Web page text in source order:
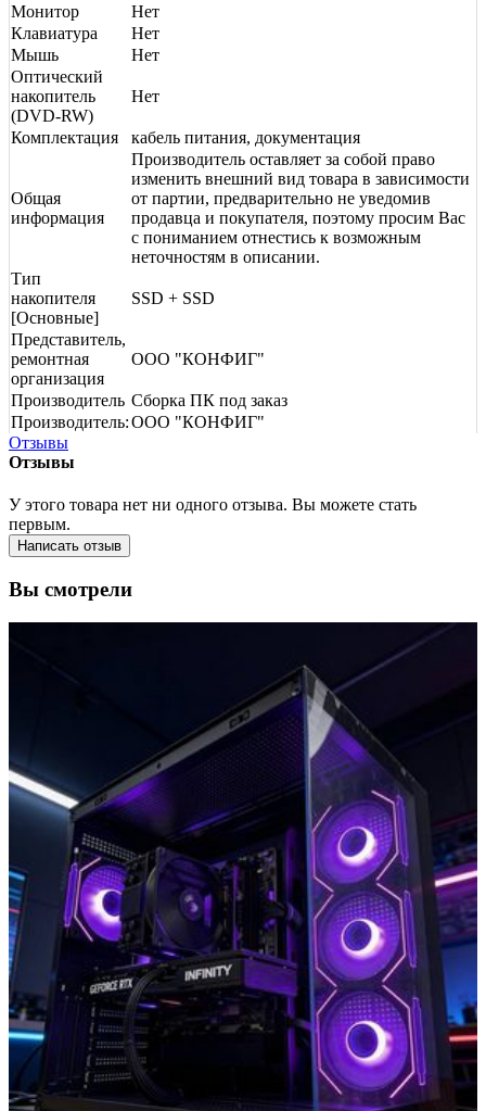
Монитор
Нет
Клавиатура
Нет
Мышь
Нет
Оптический
накопитель
(DVD-RW)
Нет
Комплектация кабель питания, документация
Общая
информация
Производитель оставляет за собой право
изменить внешний вид товара в зависимости
от партии, предварительно не уведомив
продавца и покупателя, поэтому просим Вас
с пониманием отнестись к возможным
неточностям в описании.
Тип
накопителя
[Основные]
SSD + SSD
Представитель,
ремонтная
организация
ООО "КОНФИГ"
Производитель Сборка ПК под заказ
Производитель:ООО "КОНФИГ"
Отзывы
Отзывы
У этого товара нет ни одного отзыва. Вы можете стать
первым.
Написать отзыв
Вы смотрели